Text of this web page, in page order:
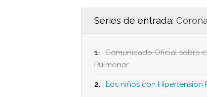
Series de entrada:
1. Comunicado Oficial sobre
Pulmonar
2. Los niños con